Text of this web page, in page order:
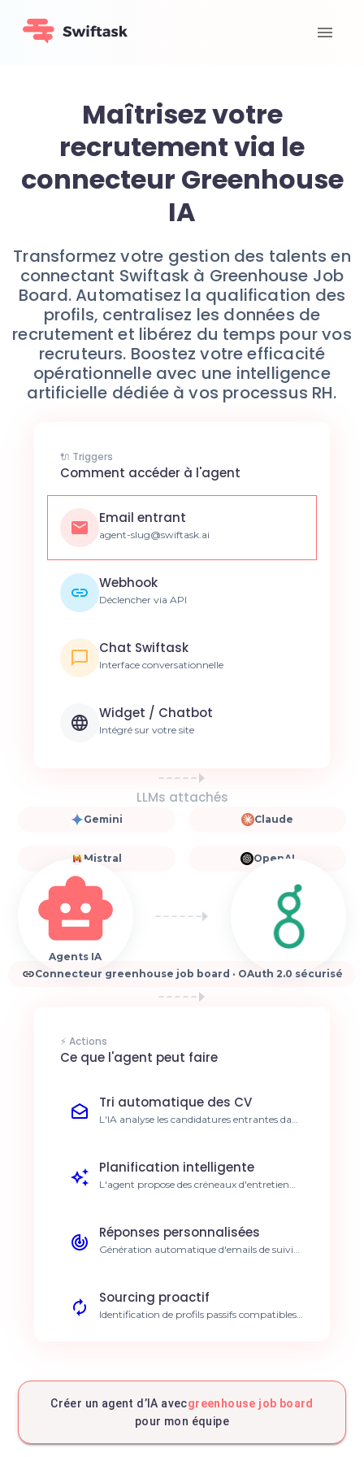
Maîtrisez votre
recrutement via le
connecteur Greenhouse
IA
Transformez votre gestion des talents en
connectant Swiftask à Greenhouse Job
Board. Automatisez la qualification des
profils, centralisez les données de
recrutement et libérez du temps pour vos
recruteurs. Boostez votre efficacité
opérationnelle avec une intelligence
artificielle dédiée à vos processus RH.
🔌 Triggers
Comment accéder à l'agent
Email entrant
agent-slug@swiftask.ai
Webhook
Déclencher via API
Chat Swiftask
Interface conversationnelle
Widget / Chatbot
Intégré sur votre site
LLMs attachés
Gemini Claude
Mistral OpenAI
Agents IA
Connecteur greenhouse job board · OAuth 2.0 sécurisé
⚡ Actions
Ce que l'agent peut faire
Tri automatique des CV
L'IA analyse les candidatures entrantes dans
Planification intelligente
L'agent propose des créneaux d'entretien
Réponses personnalisées
Génération automatique d'emails de suivi
Sourcing proactif
Identification de profils passifs compatibles
Synthèse hebdomadaire des métriques clés
messagerie. Visibilité en temps réel sur les
Validation des pré-requis
Vérification automatisée des compétences
Créer un agent d’IA avecgreenhouse job board
pour mon équipe